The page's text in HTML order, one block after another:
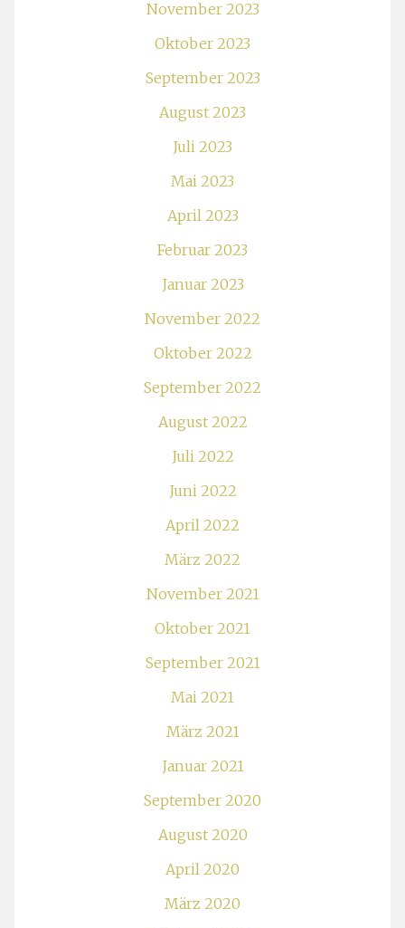
November 2023
Oktober 2023
September 2023
August 2023
Juli 2023
Mai 2023
April 2023
Februar 2023
Januar 2023
November 2022
Oktober 2022
September 2022
August 2022
Juli 2022
Juni 2022
April 2022
März 2022
November 2021
Oktober 2021
September 2021
Mai 2021
März 2021
Januar 2021
September 2020
August 2020
April 2020
März 2020